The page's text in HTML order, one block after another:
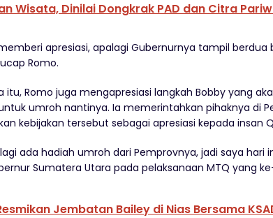
Wisata, Dinilai Dongkrak PAD dan Citra
apresiasi, apalagi Gubernurnya tampil berdua
Romo.
itu, Romo juga mengapresiasi langkah Bobby yang
umroh nantinya. Ia memerintahkan pihaknya di
kebijakan tersebut sebagai apresiasi kepada insan
ada hadiah umroh dari Pemprovnya, jadi saya hari
Sumatera Utara pada pelaksanaan MTQ yang
Jembatan Bailey di Nias Bersama